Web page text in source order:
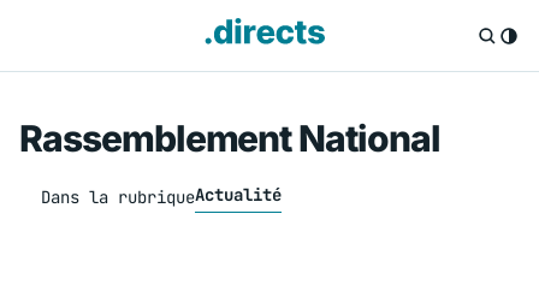
Rassemblement National
Dans la rubriqueActualité